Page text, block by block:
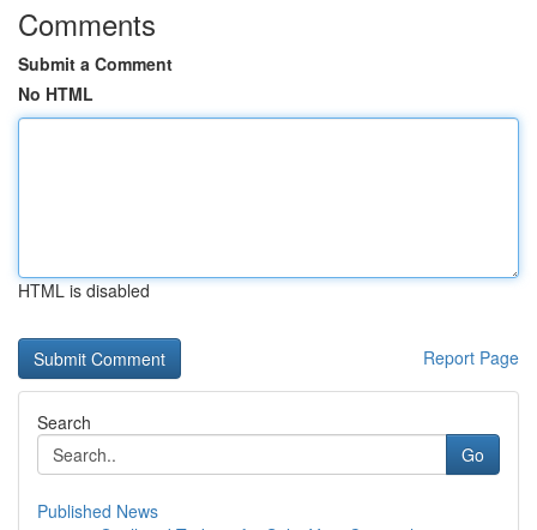
Comments
Submit a Comment
No HTML
HTML is disabled
Report Page
Search
Go
Published News